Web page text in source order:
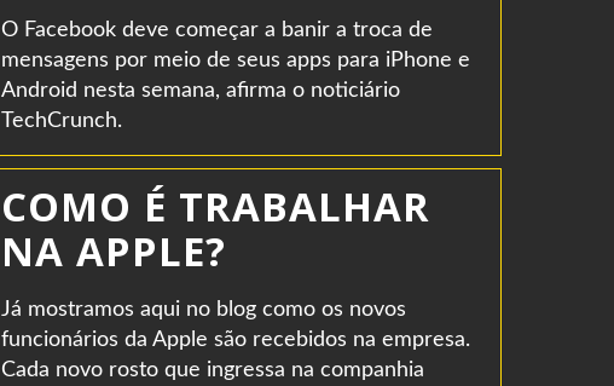
O Facebook deve começar a banir a troca de
mensagens por meio de seus apps para iPhone e
Android nesta semana, afirma o noticiário
TechCrunch.
COMO É TRABALHAR
NA APPLE?
Já mostramos aqui no blog como os novos
funcionários da Apple são recebidos na empresa.
Cada novo rosto que ingressa na companhia